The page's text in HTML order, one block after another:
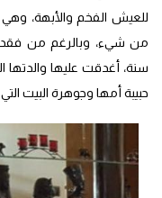
للعيش الفخم والأبهة،
سنة، أغدقت عليها والدتها
حبيبة أمها وجوهرة البيت